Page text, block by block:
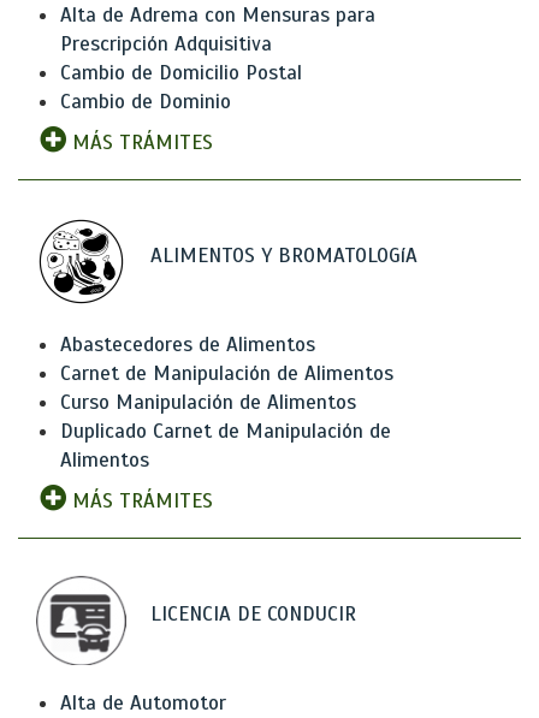
Alta de Adrema con Mensuras para
Prescripción Adquisitiva
Cambio de Domicilio Postal
Cambio de Dominio
MÁS TRÁMITES
ALIMENTOS Y BROMATOLOGíA
Abastecedores de Alimentos
Carnet de Manipulación de Alimentos
Curso Manipulación de Alimentos
Duplicado Carnet de Manipulación de
Alimentos
MÁS TRÁMITES
LICENCIA DE CONDUCIR
Alta de Automotor